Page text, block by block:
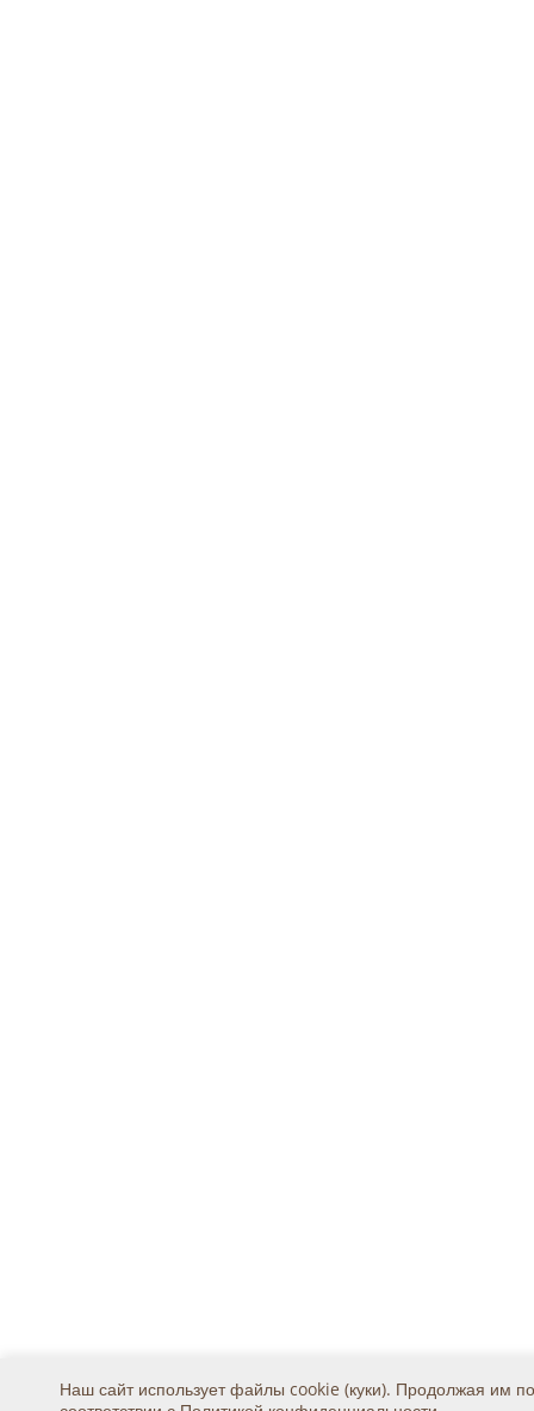
Наш сайт использует файлы cookie (куки). Продолжая им